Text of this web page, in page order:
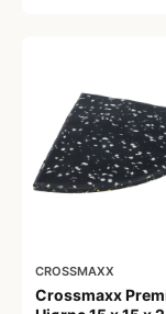
CROSSMAXX
Crossmaxx